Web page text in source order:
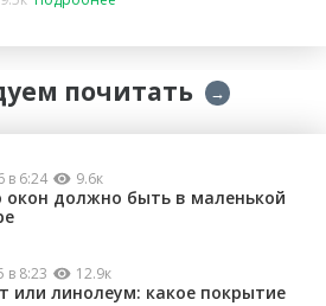
почитать →
в 6:24 9.6к
окон должно быть в маленькой
в 8:23 12.9к
или линолеум: какое покрытие